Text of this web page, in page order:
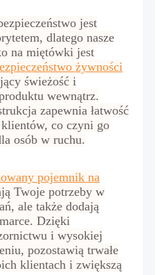
jest
dlatego nasze
na miętówki jest
żywności
świeżość i
wewnątrz.
zapewnia łatwość
co czyni go
osób w ruchu.
pojemnik na
Twoje potrzeby w
ale także dodają
Dzięki
i wysokiej
pozostawią trwałe
klientach i zwiększą